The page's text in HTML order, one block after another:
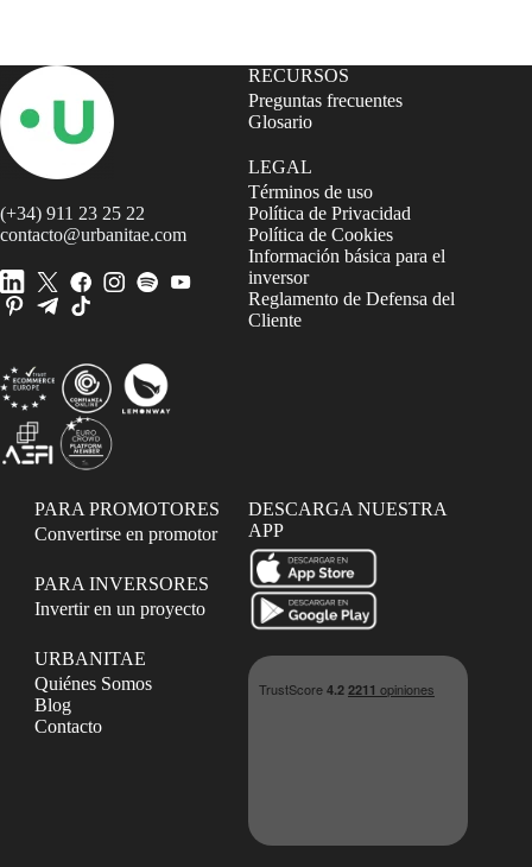
(+34) 911 23 25 22
contacto@urbanitae.com
RECURSOS
Preguntas frecuentes
Glosario
LEGAL
Términos de uso
Política de Privacidad
Política de Cookies
Información básica para el
inversor
Reglamento de Defensa del
Cliente
PARA PROMOTORES
Convertirse en promotor
PARA INVERSORES
Invertir en un proyecto
URBANITAE
Quiénes Somos
Blog
Contacto
DESCARGA NUESTRA
APP